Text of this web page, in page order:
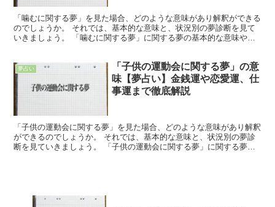
「噛むに関する夢」を見た場合、どのような意味があり解釈ができる
のでしょうか。 それでは、基本的な意味と、状況別の夢診断を見て
いきましょう。 「噛むに関する夢」に関する夢の基本的な意味や象
夢占い
「子供の運動会に関する夢」の意
味【夢占い】金銭運や恋愛運、仕
事運まで徹底解説
「子供の運動会に関する夢」を見た場合、どのような意味があり解釈
ができるのでしょうか。 それでは、基本的な意味と、状況別の夢診
断を見ていきましょう。 「子供の運動会に関する夢」に関する夢の